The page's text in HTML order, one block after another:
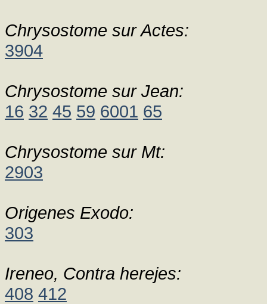
Chrysostome sur Actes:
3904
Chrysostome sur Jean:
16 32 45 59 6001 65
Chrysostome sur Mt:
2903
Origenes Exodo:
303
Ireneo, Contra herejes:
408 412